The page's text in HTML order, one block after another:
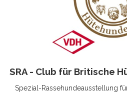
SRA - Club für Britische
Spezial-Rassehundeausstellung